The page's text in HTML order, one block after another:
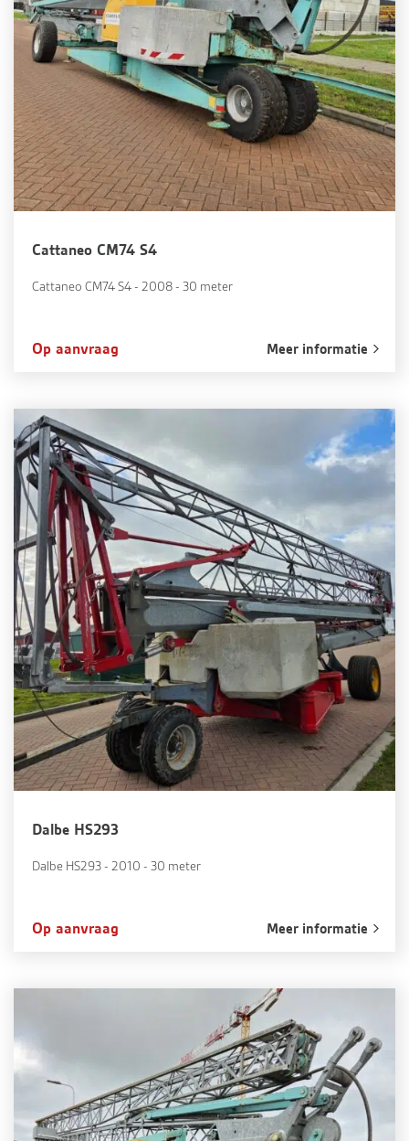
Cattaneo CM74 S4
Cattaneo CM74 S4 - 2008 - 30 meter
Op aanvraag Meer informatie
Dalbe HS293
Dalbe HS293 - 2010 - 30 meter
Op aanvraag Meer informatie